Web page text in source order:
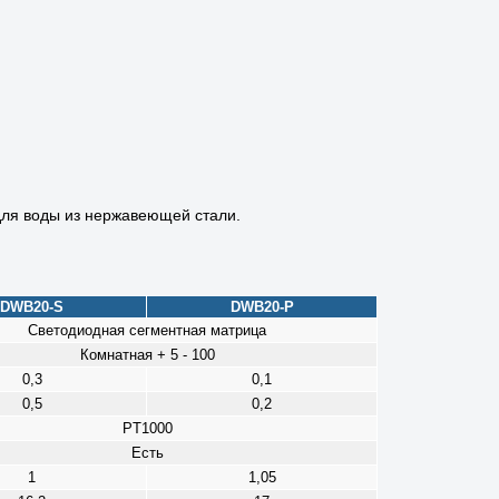
воды из нержавеющей стали.
DWB20-S
DWB20-P
Светодиодная сегментная матрица
Комнатная + 5 - 100
0,3
0,1
0,5
0,2
PT1000
Есть
1
1,05